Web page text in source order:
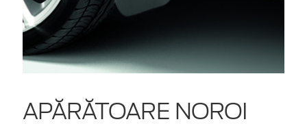
APĂRĂTOARE NOROI